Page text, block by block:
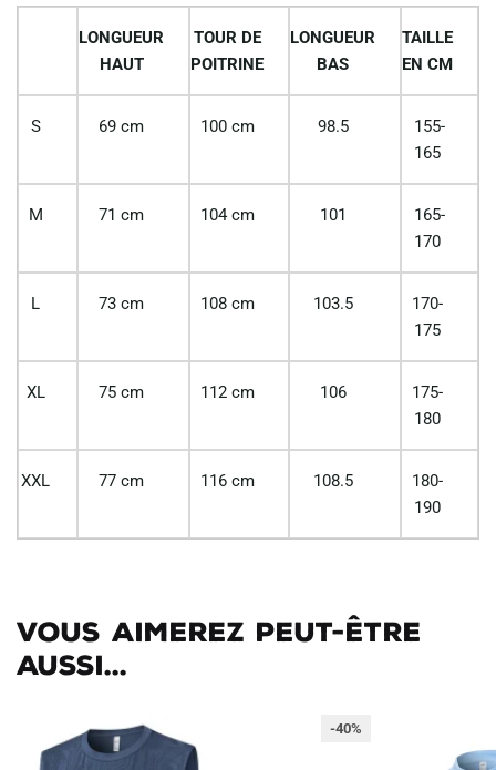
LONGUEUR
HAUT
TOUR DE
POITRINE
LONGUEUR
BAS
TAILLE
EN CM
S 69 cm 100 cm 98.5
155-
165
M 71 cm 104 cm 101
165-
170
L 73 cm 108 cm 103.5
170-
175
XL 75 cm 112 cm 106
175-
180
XXL 77 cm 116 cm 108.5
180-
190
Vous aimerez peut-être
aussi...
-40%